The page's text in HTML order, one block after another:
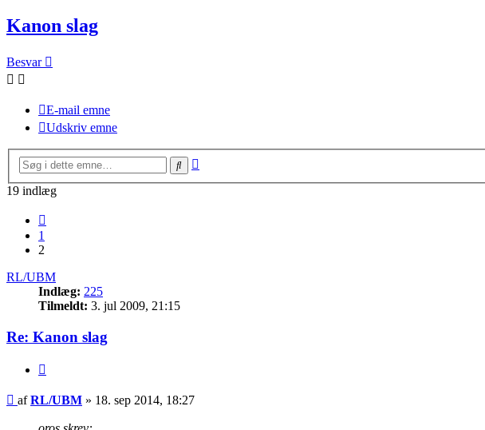
Kanon slag
Besvar
E-mail emne
Udskriv emne
Søg
19 indlæg
1
2
RL/UBM
Indlæg: 225
Tilmeldt: 3. jul 2009, 21:15
Re: Kanon slag
Indlæg
afRL/UBM » 18. sep 2014, 18:27